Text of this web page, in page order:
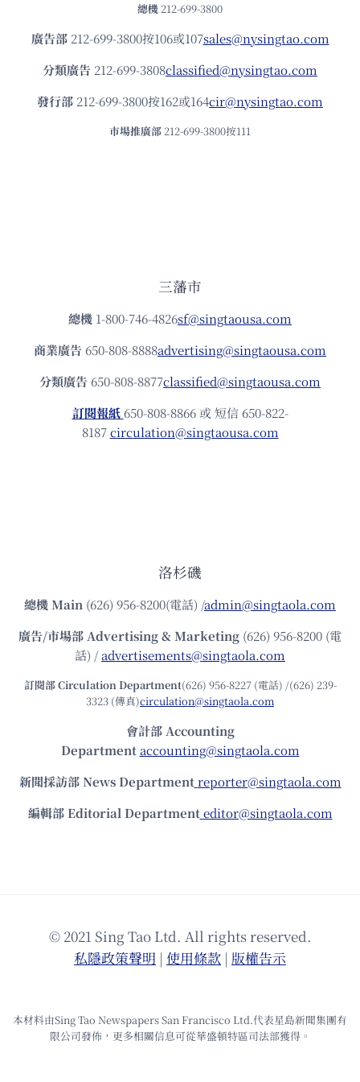
總機 212-699-3800
廣告部212-699-3800按106或107sales@nysingtao.com
分類廣告 212-699-3808classified@nysingtao.com
發⾏部 212-699-3800按162或164cir@nysingtao.com
市場推廣部 212-699-3800按111
三藩市
總機 1-800-746-4826sf@singtaousa.com
商業廣告 650-808-8888advertising@singtaousa.com
分類廣告 650-808-8877classified@singtaousa.com
訂閱報紙 650-808-8866 或 短信 650-822-
8187circulation@singtaousa.com
洛杉磯
總機Main (626) 956-8200(電話) /admin@singtaola.com
廣告/市場部Advertising & Marketing (626) 956-8200 (電
話) /advertisements@singtaola.com
訂閱部 Circulation Department(626) 956-8227 (電話) /(626) 239-
3323 (傳真)circulation@singtaola.com
會計部 Accounting
Department accounting@singtaola.com
新聞採訪部 News Department reporter@singtaola.com
編輯部 Editorial Department editor@singtaola.com
© 2021 Sing Tao Ltd. All rights reserved.
私隱政策聲明 | 使⽤條款 | 版權告⽰
本材料由Sing Tao Newspapers San Francisco Ltd.代表星島新聞集團有
限公司發佈，更多相關信息可從華盛頓特區司法部獲得。